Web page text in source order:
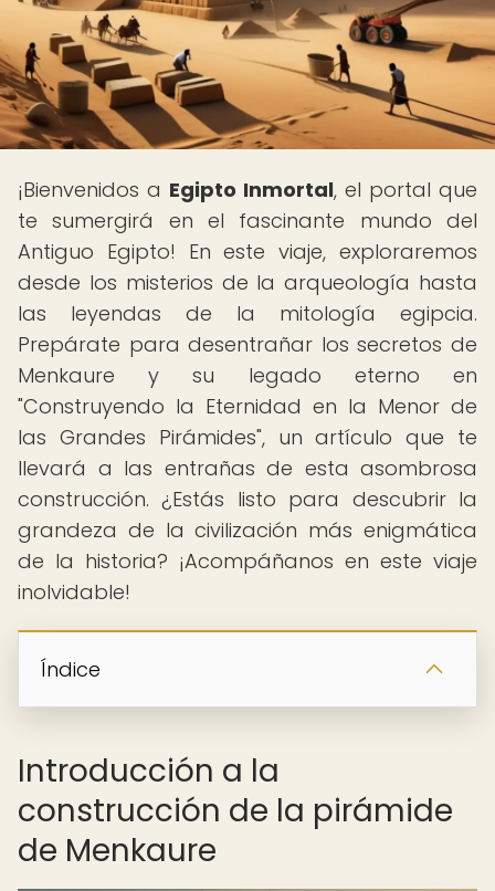
¡Bienvenidos a Egipto Inmortal, el portal que
te sumergirá en el fascinante mundo del
Antiguo Egipto! En este viaje, exploraremos
desde los misterios de la arqueología hasta
las leyendas de la mitología egipcia.
Prepárate para desentrañar los secretos de
Menkaure y su legado eterno en
"Construyendo la Eternidad en la Menor de
las Grandes Pirámides", un artículo que te
llevará a las entrañas de esta asombrosa
construcción. ¿Estás listo para descubrir la
grandeza de la civilización más enigmática
de la historia? ¡Acompáñanos en este viaje
inolvidable!
Índice
Introducción a la
construcción de la pirámide
de Menkaure